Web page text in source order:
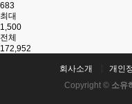
683
최대
1,500
전체
172,952
회사소개 개인
Copyright © 소유